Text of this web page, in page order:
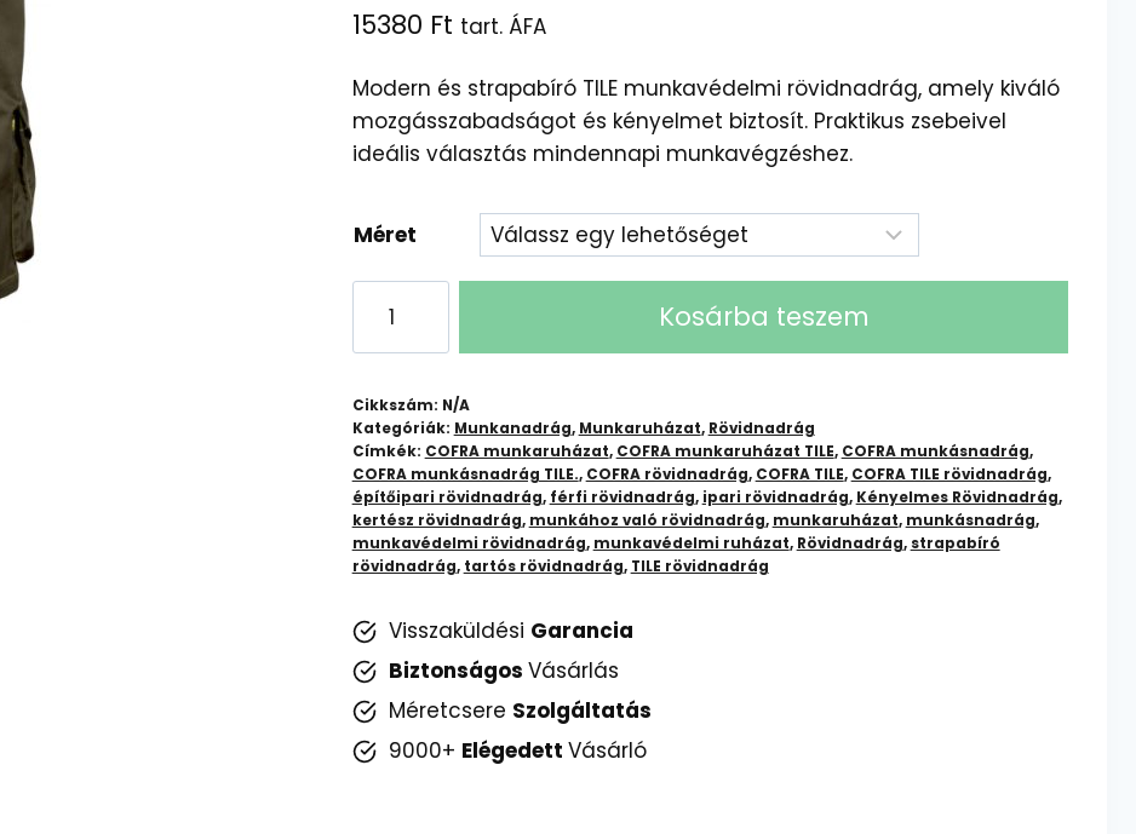
15380 Ft tart. ÁFA
Modern és strapabíró TILE munkavédelmi rövidnadrág, amely kiváló
mozgásszabadságot és kényelmet biztosít. Praktikus zsebeivel
ideális választás mindennapi munkavégzéshez.
Méret
(03
BARNA/FEKETE)
RÖVIDNADRÁG
mennyiség
Kosárba teszem
Cikkszám: N/A
Kategóriák: Munkanadrág, Munkaruházat, Rövidnadrág
Címkék: COFRA munkaruházat, COFRA munkaruházat TILE, COFRA munkásnadrág,
COFRA munkásnadrág TILE., COFRA rövidnadrág, COFRA TILE, COFRA TILE rövidnadrág,
építőipari rövidnadrág, férfi rövidnadrág, ipari rövidnadrág, Kényelmes Rövidnadrág,
kertész rövidnadrág, munkához való rövidnadrág, munkaruházat, munkásnadrág,
munkavédelmi rövidnadrág, munkavédelmi ruházat, Rövidnadrág, strapabíró
rövidnadrág, tartós rövidnadrág, TILE rövidnadrág
Visszaküldési Garancia
Biztonságos Vásárlás
Méretcsere Szolgáltatás
9000+ Elégedett Vásárló